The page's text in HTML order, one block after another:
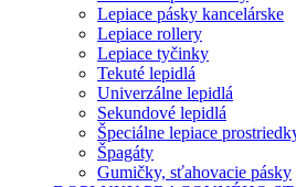
Lepiace pásky kancelárske
Lepiace rollery
Lepiace tyčinky
Tekuté lepidlá
Univerzálne lepidlá
Sekundové lepidlá
Špeciálne lepiace
Špagáty
Gumičky, sťahovacie pásky